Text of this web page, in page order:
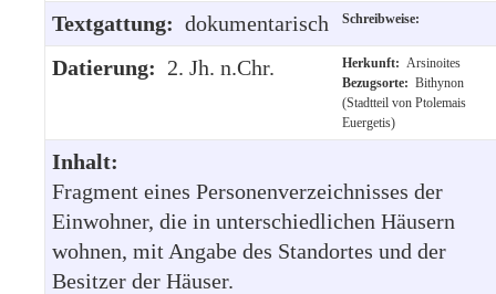
Textgattung: dokumentarisch Schreibweise:
Datierung: 2. Jh. n.Chr. Herkunft: Arsinoites
Bezugsorte: Bithynon
(Stadtteil von Ptolemais
Euergetis)
Inhalt:
Fragment eines Personenverzeichnisses der
Einwohner, die in unterschiedlichen Häusern
wohnen, mit Angabe des Standortes und der
Besitzer der Häuser.